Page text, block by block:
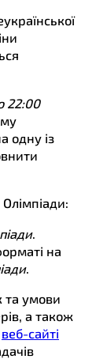
22:00
одну із
.
на
.
та умови
а також
веб-сайті